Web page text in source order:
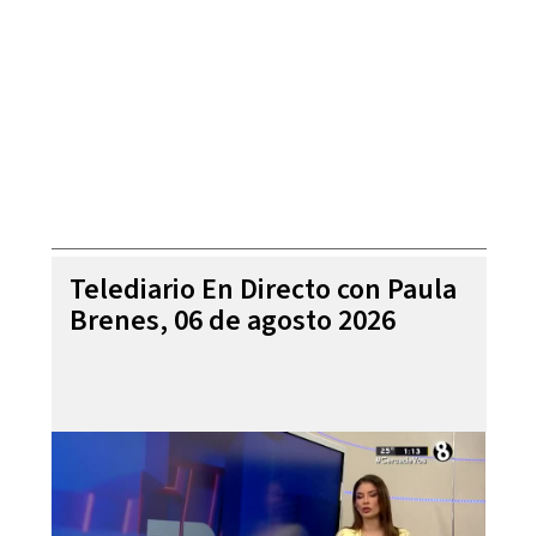
Telediario En Directo con Paula
Brenes, 06 de agosto 2026